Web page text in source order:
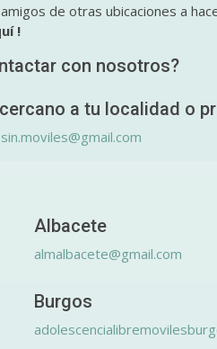
de otras ubicaciones a
!
con nosotros?
a tu localidad o
Albacete
almalbacete@gmail.com
Burgos